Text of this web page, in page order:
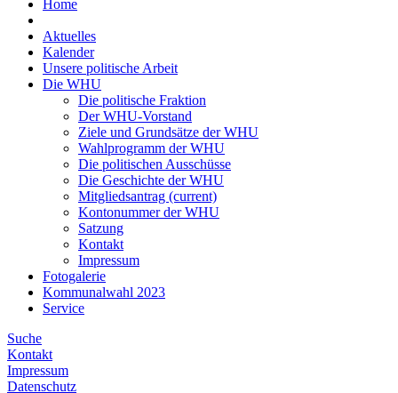
Home
Aktuelles
Kalender
Unsere politische Arbeit
Die WHU
Die politische Fraktion
Der WHU-Vorstand
Ziele und Grundsätze der WHU
Wahlprogramm der WHU
Die politischen Ausschüsse
Die Geschichte der WHU
Mitgliedsantrag (current)
Kontonummer der WHU
Satzung
Kontakt
Impressum
Fotogalerie
Kommunalwahl 2023
Service
Suche
Kontakt
Impressum
Datenschutz